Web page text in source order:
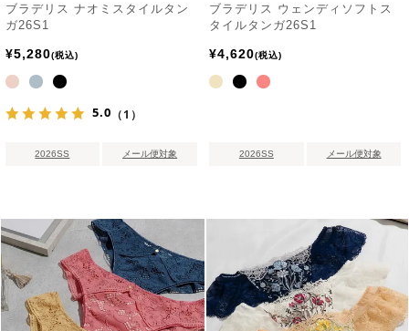
ブラデリス ナオミスタイルタン
ガ26S1
¥5,280 税込
5.0 （1）
2026SS メール便対象
ブラデリス ウェンディソフトス
タイルタンガ26S1
¥4,620 税込
2026SS メール便対象